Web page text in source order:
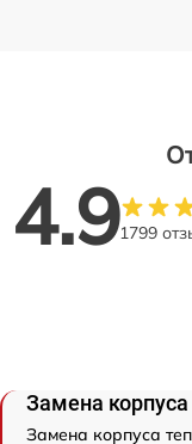
4.91799
Замена
Замена корпуса